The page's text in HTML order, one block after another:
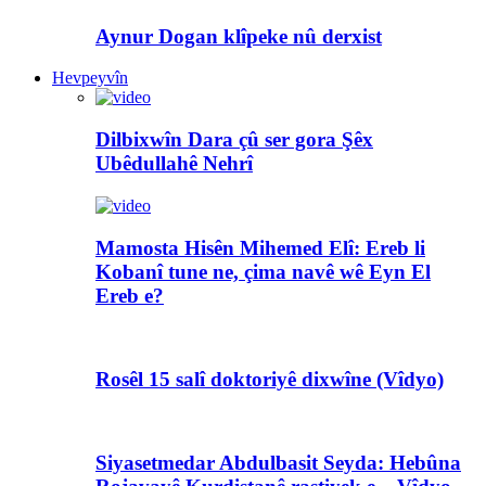
Aynur Dogan klîpeke nû derxist
Hevpeyvîn
Dilbixwîn Dara çû ser gora Şêx
Ubêdullahê Nehrî
Mamosta Hisên Mihemed Elî: Ereb li
Kobanî tune ne, çima navê wê Eyn El
Ereb e?
Rosêl 15 salî doktoriyê dixwîne (Vîdyo)
Siyasetmedar Abdulbasit Seyda: Hebûna